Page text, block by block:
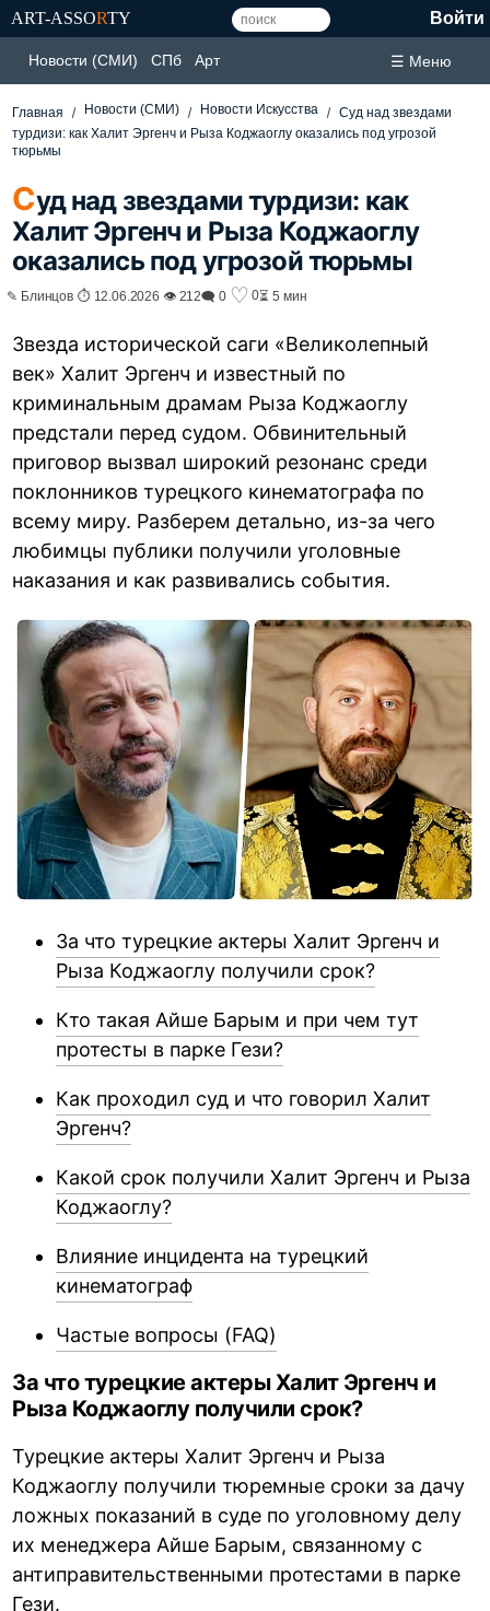
ART-ASSORTY Войти
Новости (СМИ) СПб Арт ☰ Меню
Главная Новости (СМИ) Новости Искусства
Суд над звездами
турдизи: как Халит Эргенч и Рыза Коджаоглу оказались под угрозой
тюрьмы
Суд над звездами турдизи: как
Халит Эргенч и Рыза Коджаоглу
оказались под угрозой тюрьмы
✎ Блинцов ⏱ 12.06.2026 👁 212🗨 0 ♡ 0⏳ 5 мин
Звезда исторической саги «Великолепный
век» Халит Эргенч и известный по
криминальным драмам Рыза Коджаоглу
предстали перед судом. Обвинительный
приговор вызвал широкий резонанс среди
поклонников турецкого кинематографа по
всему миру. Разберем детально, из-за чего
любимцы публики получили уголовные
наказания и как развивались события.
За что турецкие актеры Халит Эргенч и
Рыза Коджаоглу получили срок?
Кто такая Айше Барым и при чем тут
протесты в парке Гези?
Как проходил суд и что говорил Халит
Эргенч?
Какой срок получили Халит Эргенч и Рыза
Коджаоглу?
Влияние инцидента на турецкий
кинематограф
Частые вопросы (FAQ)
За что турецкие актеры Халит Эргенч и
Рыза Коджаоглу получили срок?
Турецкие актеры Халит Эргенч и Рыза
Коджаоглу получили тюремные сроки за дачу
ложных показаний в суде по уголовному делу
их менеджера Айше Барым, связанному с
антиправительственными протестами в парке
Гези.